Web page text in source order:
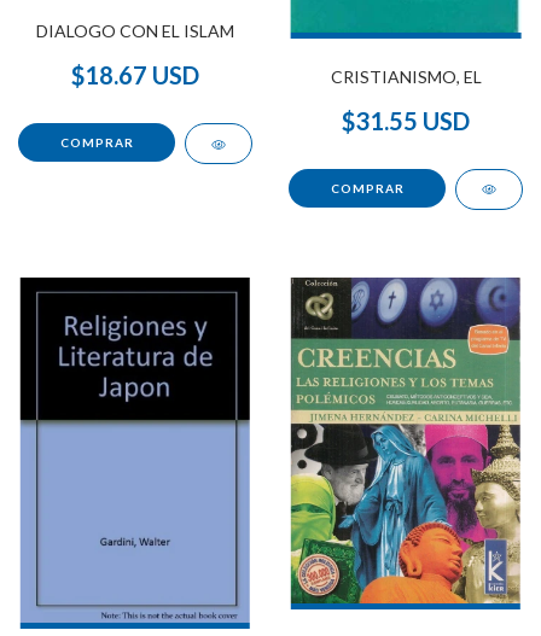
DIALOGO CON EL ISLAM
$18.67 USD CRISTIANISMO, EL
$31.55 USD